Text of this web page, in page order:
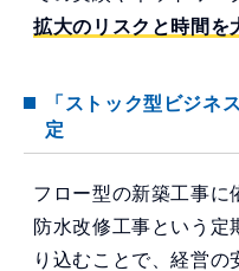
拡大のリスクと時間を
「ストック型ビジネ
定
フロー型の新築工事に
防水改修工事という定
り込むことで、経営の